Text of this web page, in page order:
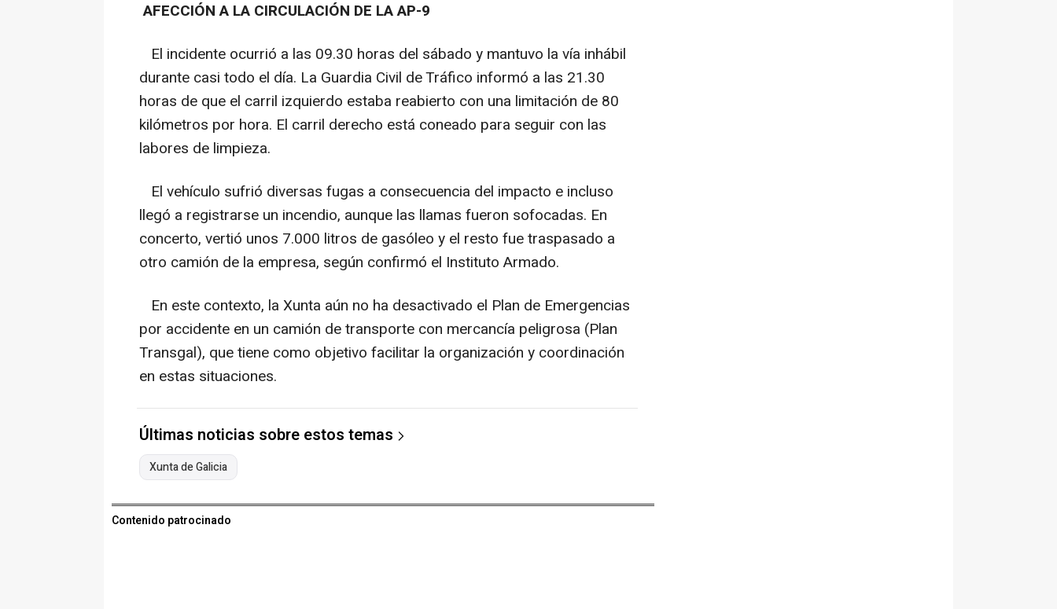
AFECCIÓN A LA CIRCULACIÓN DE LA AP-9
El incidente ocurrió a las 09.30 horas del sábado y mantuvo la vía inhábil
durante casi todo el día. La Guardia Civil de Tráfico informó a las 21.30
horas de que el carril izquierdo estaba reabierto con una limitación de 80
kilómetros por hora. El carril derecho está coneado para seguir con las
labores de limpieza.
El vehículo sufrió diversas fugas a consecuencia del impacto e incluso
llegó a registrarse un incendio, aunque las llamas fueron sofocadas. En
concerto, vertió unos 7.000 litros de gasóleo y el resto fue traspasado a
otro camión de la empresa, según confirmó el Instituto Armado.
En este contexto, la Xunta aún no ha desactivado el Plan de Emergencias
por accidente en un camión de transporte con mercancía peligrosa (Plan
Transgal), que tiene como objetivo facilitar la organización y coordinación
en estas situaciones.
Últimas noticias sobre estos temas
Xunta de Galicia
Contenido patrocinado